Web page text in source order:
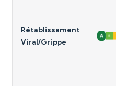
Rétablissement
Viral/Grippe